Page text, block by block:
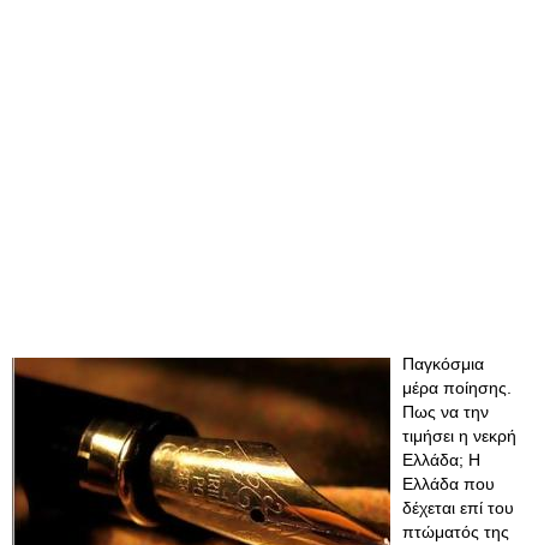
Παγκόσμια
μέρα ποίησης.
Πως να την
τιμήσει η νεκρή
Ελλάδα; Η
Ελλάδα που
δέχεται επί του
πτώματός της